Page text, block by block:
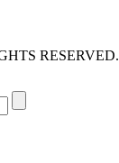
RESERVED.